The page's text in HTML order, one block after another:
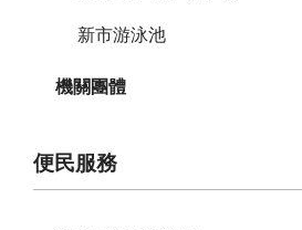
新市游泳池
機關團體
便民服務